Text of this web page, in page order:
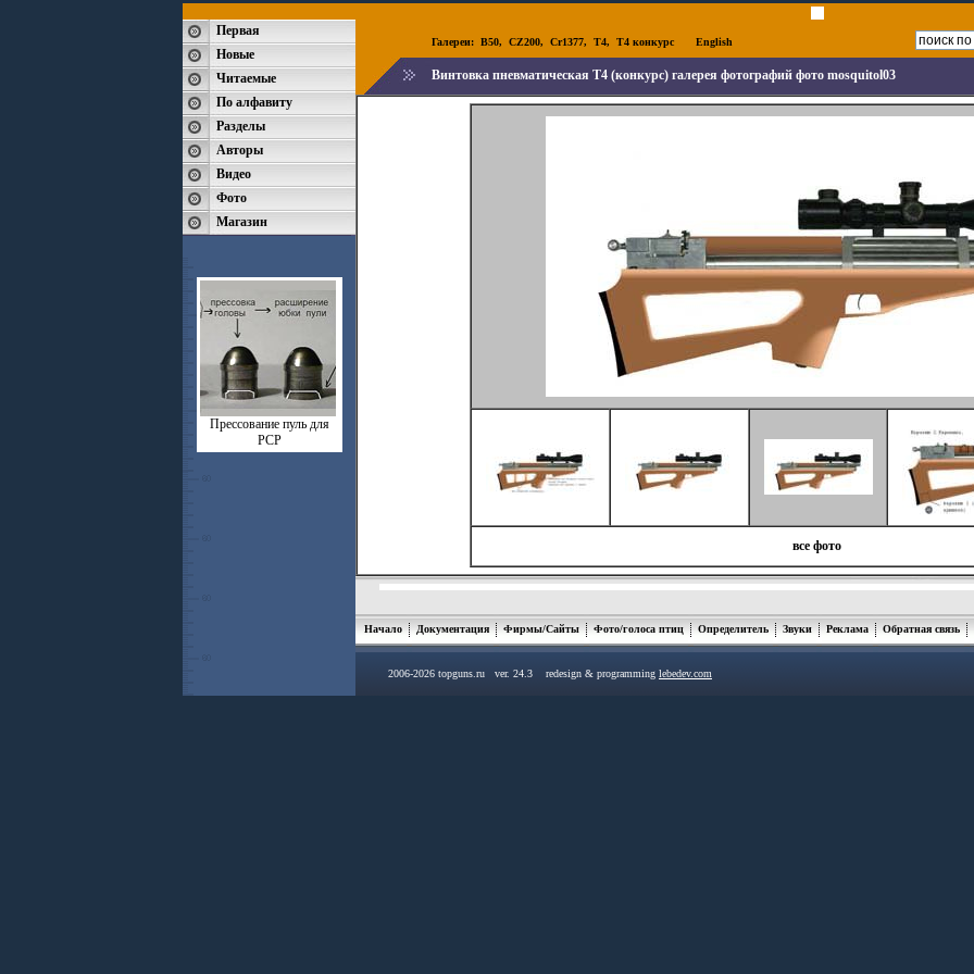
Первая
Новые
Читаемые
По алфавиту
Разделы
Авторы
Видео
Фото
Магазин
Прессование пуль для
РСР
Галереи: B50, CZ200, Cr1377, T4, T4 конкурс English
Винтовка пневматическая T4 (конкурс) галерея фотографий фото mosquitol03
все фото
Начало Документация Фирмы/Сайты Фото/голоса птиц Определитель Звуки Реклама Обратная связь
2006-2026 topguns.ru ver. 24.3 redesign & programming lebedev.com